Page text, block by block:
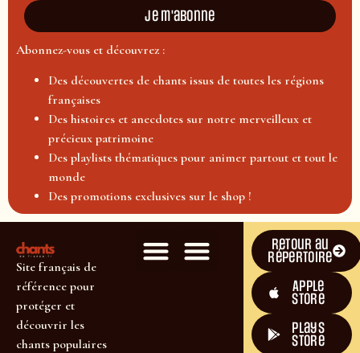
Je m'abonne
Abonnez-vous et découvrez :
Des découvertes de chants issus de toutes les régions
françaises
Des histoires et anecdotes sur notre merveilleux et
précieux patrimoine
Des playlists thématiques pour animer partout et tout le
monde
Des promotions exclusives sur le shop !
Site français de
référence pour
protéger et
découvrir les
chants populaires
Retour au
répertoire
Apple
Store
plays
store